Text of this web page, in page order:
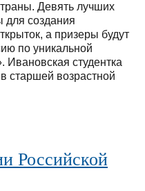
Девять лучших
для создания
а призеры будут
по уникальной
Ивановская студентка
старшей возрастной
Российской